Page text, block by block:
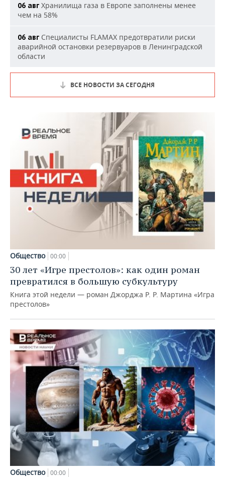
06 авг Хранилища газа в Европе заполнены менее
чем на 58%
06 авг Специалисты FLAMAX предотвратили риски
аварийной остановки резервуаров в Ленинградской
области
ВСЕ НОВОСТИ ЗА СЕГОДНЯ
Общество 00:00
30 лет «Игре престолов»: как один роман
превратился в большую субкультуру
Книга этой недели — роман Джорджа Р. Р. Мартина «Игра
престолов»
Общество 00:00